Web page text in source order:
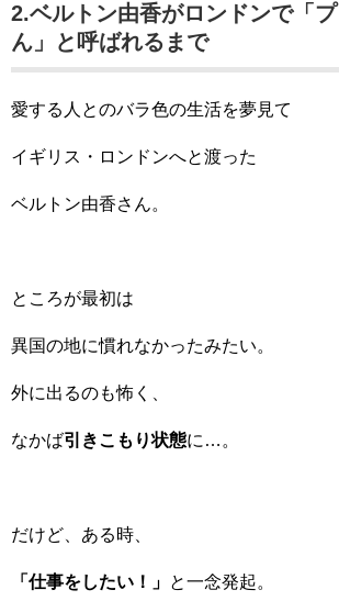
2.ベルトン由香がロンドンで「
ん」と呼ばれるまで
愛する人とのバラ色の生活を夢見て
イギリス・ロンドンへと渡った
ベルトン由香さん。
ところが最初は
異国の地に慣れなかったみたい。
外に出るのも怖く、
なかば引きこもり状態に…。
だけど、ある時、
「仕事をしたい！」 と一念発起。